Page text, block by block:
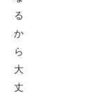
る
か
ら
大
丈